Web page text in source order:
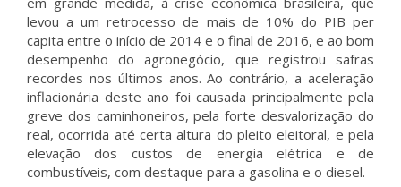
levou a um retrocesso de mais de 10% do PIB per
capita entre o início de 2014 e o final de 2016, e ao bom
desempenho do agronegócio, que registrou safras
recordes nos últimos anos. Ao contrário, a aceleração
inflacionária deste ano foi causada principalmente pela
greve dos caminhoneiros, pela forte desvalorização do
real, ocorrida até certa altura do pleito eleitoral, e pela
elevação dos custos de energia elétrica e de
combustíveis, com destaque para a gasolina e o diesel.